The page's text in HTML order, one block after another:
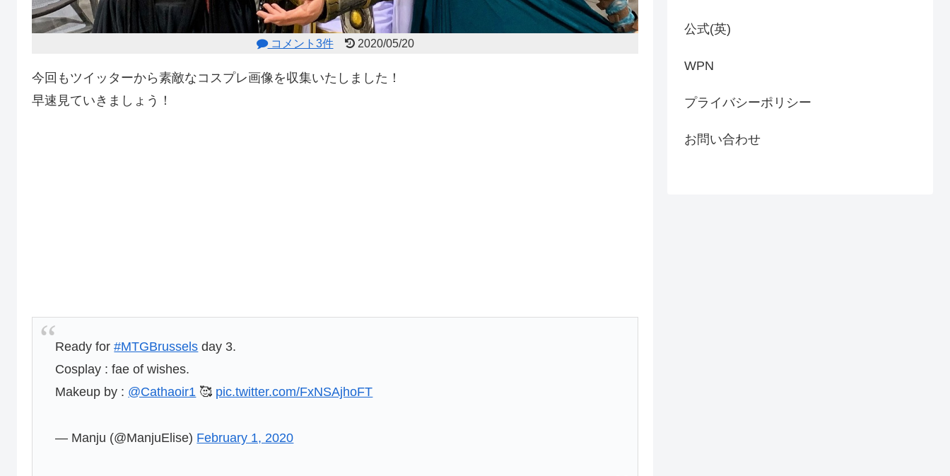
コメント3件 2020/05/20
今回もツイッターから素敵なコスプレ画像を収集いたしました！
早速見ていきましょう！
Ready for#MTGBrussels day 3.
Cosplay : fae of wishes.
Makeup by : @Cathaoir1 🥰 pic.twitter.com/FxNSAjhoFT
— Manju (@ManjuElise) February 1, 2020
公式(英)
WPN
プライバシーポリシー
お問い合わせ